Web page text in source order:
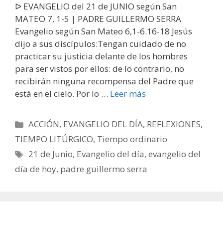
ᐅ EVANGELIO del 21 de JUNIO según San
MATEO 7, 1-5 | PADRE GUILLERMO SERRA
Evangelio según San Mateo 6,1-6.16-18 Jesús
dijo a sus discípulos:Tengan cuidado de no
practicar su justicia delante de los hombres
para ser vistos por ellos: de lo contrario, no
recibirán ninguna recompensa del Padre que
está en el cielo. Por lo … Leer más
Categorías
ACCIÓN, EVANGELIO DEL DÍA, REFLEXIONES,
TIEMPO LITÚRGICO, Tiempo ordinario
Etiquetas
21 de Junio, Evangelio del día,evangelio del
día de hoy, padre guillermo serra